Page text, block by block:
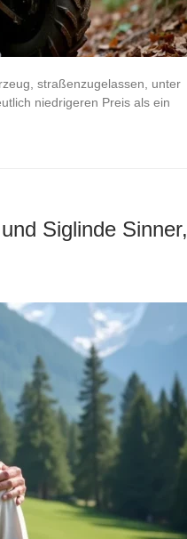
straßenzugelassen, unter
niedrigeren Preis als ein
Siglinde Sinner,